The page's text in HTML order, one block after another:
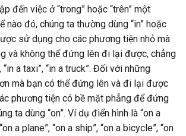
đến việc ở “trong” hoặc “trên” một
nào đó, chúng ta thường dùng “in” hoặc
sử dụng cho các phương tiện nhỏ mà
và không thể đứng lên đi lại được, chẳng
“in a taxi”, “in a truck”. Đối với những
mà bạn có thể đứng lên và đi lại được
phương tiện có bề mặt phẳng để đứng
ta dùng “on”. Ví dụ điển hình là “on a
a plane”, “on a ship”, “on a bicycle”, “on